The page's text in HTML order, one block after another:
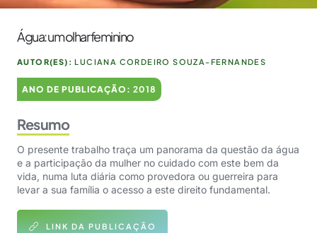
Água: um olhar feminino
AUTOR(ES): LUCIANA CORDEIRO SOUZA-FERNANDES
ANO DE PUBLICAÇÃO: 2018
Resumo
O presente trabalho traça um panorama da questão da água
e a participação da mulher no cuidado com este bem da
vida, numa luta diária como provedora ou guerreira para
levar a sua família o acesso a este direito fundamental.
LINK DA PUBLICAÇÃO